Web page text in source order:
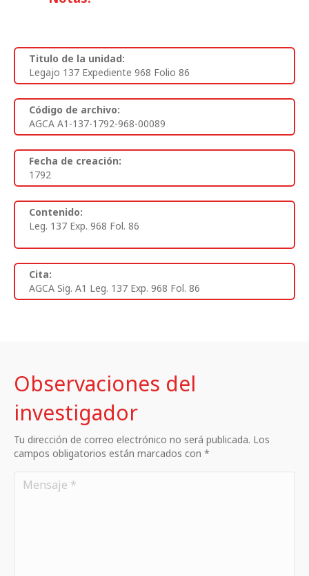
Titulo de la unidad:
Legajo 137 Expediente 968 Folio 86
Código de archivo:
AGCA A1-137-1792-968-00089
Fecha de creación:
1792
Contenido:
Leg. 137 Exp. 968 Fol. 86
Cita:
AGCA Sig. A1 Leg. 137 Exp. 968 Fol. 86
Observaciones del
investigador
Tu dirección de correo electrónico no será publicada. Los
campos obligatorios están marcados con *